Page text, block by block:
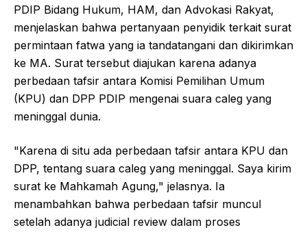
PDIP Bidang Hukum, HAM, dan Advokasi Rakyat,
menjelaskan bahwa pertanyaan penyidik terkait surat
permintaan fatwa yang ia tandatangani dan dikirimkan
ke MA. Surat tersebut diajukan karena adanya
perbedaan tafsir antara Komisi Pemilihan Umum
(KPU) dan DPP PDIP mengenai suara caleg yang
meninggal dunia.
"Karena di situ ada perbedaan tafsir antara KPU dan
DPP, tentang suara caleg yang meninggal. Saya kirim
surat ke Mahkamah Agung," jelasnya. Ia
menambahkan bahwa perbedaan tafsir muncul
setelah adanya judicial review dalam proses